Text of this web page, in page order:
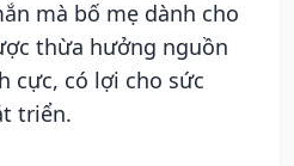
mà bố mẹ dành cho
thừa hưởng nguồn
cực, có lợi cho sức
triển.